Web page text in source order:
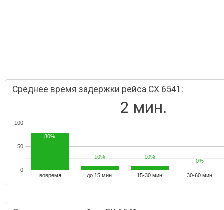
Среднее время задержки рейса CX 6541:
2 мин.
вовремя до 15 мин. 15-30 мин. 30-60 мин.
0
50
100
80%
10%
10% 10%
10%
0%
0%